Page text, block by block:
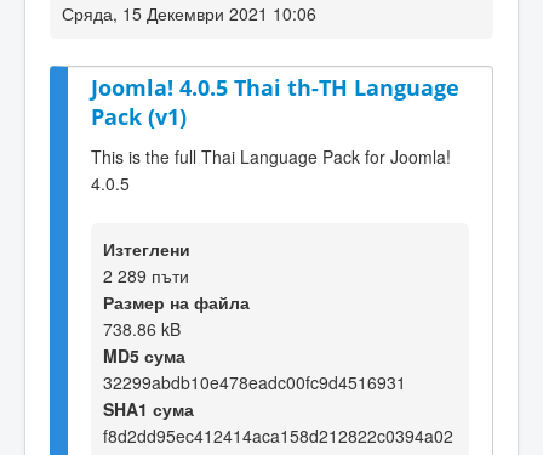
Сряда, 15 Декември 2021 10:06
Joomla! 4.0.5 Thai th-TH Language
Pack (v1)
This is the full Thai Language Pack for Joomla!
4.0.5
Изтеглени
2 289 пъти
Размер на файла
738.86 kB
MD5 сума
32299abdb10e478eadc00fc9d4516931
SHA1 сума
f8d2dd95ec412414aca158d212822c0394a02